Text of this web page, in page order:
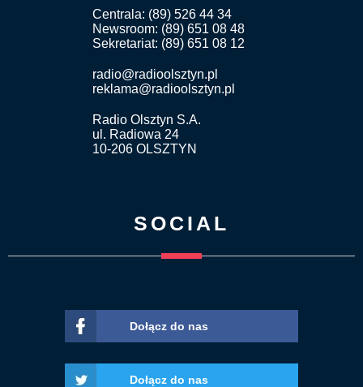
Centrala: (89) 526 44 34
Newsroom: (89) 651 08 48
Sekretariat: (89) 651 08 12
radio@radioolsztyn.pl
reklama@radioolsztyn.pl
Radio Olsztyn S.A.
ul. Radiowa 24
10-206 OLSZTYN
SOCIAL
Dołącz do nas
Dołącz do nas